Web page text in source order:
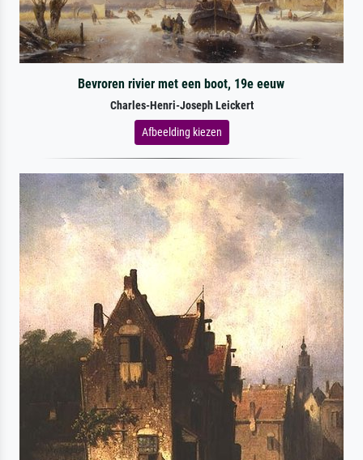
Bevroren rivier met een boot, 19e eeuw
Charles-Henri-Joseph Leickert
Afbeelding kiezen